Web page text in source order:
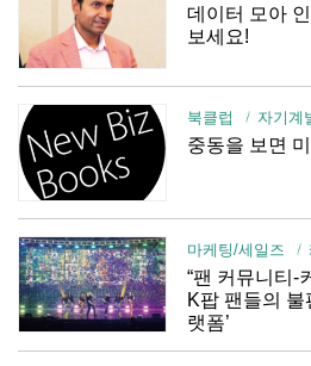
데이터 모아
보세요!
북클럽 자기계
중동을 보면
마케팅/세일즈
“팬 커뮤니티-
K팝 팬들의 불
랫폼’